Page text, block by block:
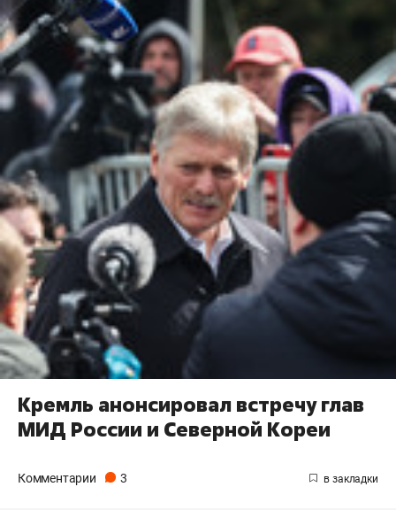
Кремль анонсировал встречу глав
МИД России и Северной Кореи
Комментарии 3